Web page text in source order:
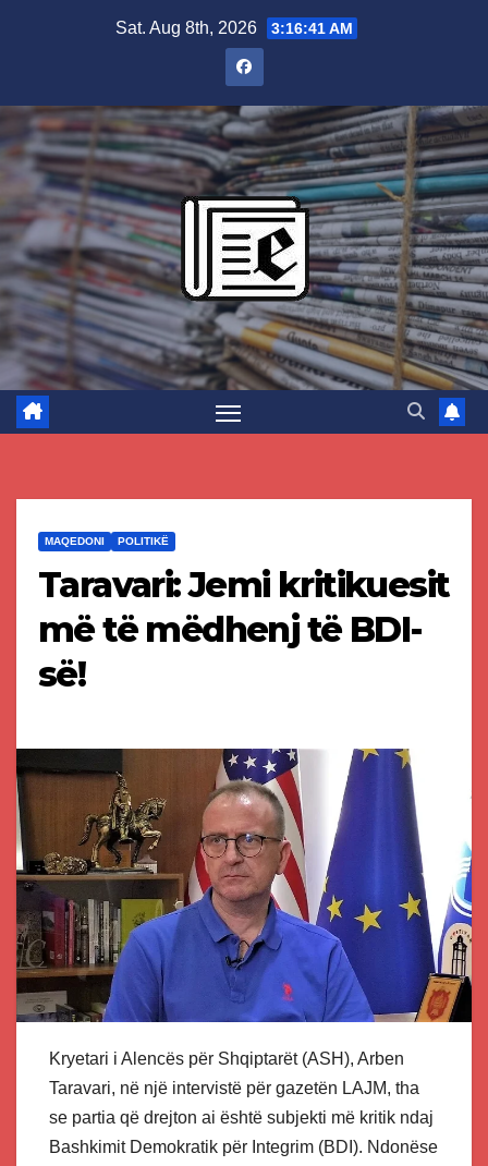
Sat. Aug 8th, 2026 3:16:42 AM
MAQEDONI POLITIKË
Taravari: Jemi kritikuesit
më të mëdhenj të BDI-
së!
Kryetari i Alencës për Shqiptarët (ASH), Arben
Taravari, në një intervistë për gazetën LAJM, tha
se partia që drejton ai është subjekti më kritik ndaj
Bashkimit Demokratik për Integrim (BDI). Ndonëse